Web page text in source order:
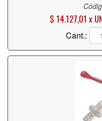
$ 14.127,01 x
Cant.: